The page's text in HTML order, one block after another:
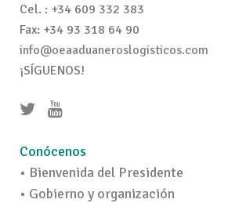
Cel. : +34 609 332 383
Fax: +34 93 318 64 90
info@oeaaduaneroslogisticos.com
¡SÍGUENOS!
Conócenos
• Bienvenida del Presidente
• Gobierno y organización